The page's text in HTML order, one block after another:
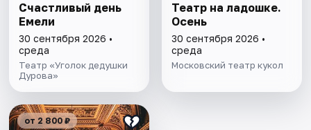
Счастливый день
Емели
30 сентября 2026 •
среда
Театр «Уголок дедушки
Дурова»
Театр на ладошке.
Осень
30 сентября 2026 •
среда
Московский театр кукол
от 2 800 ₽